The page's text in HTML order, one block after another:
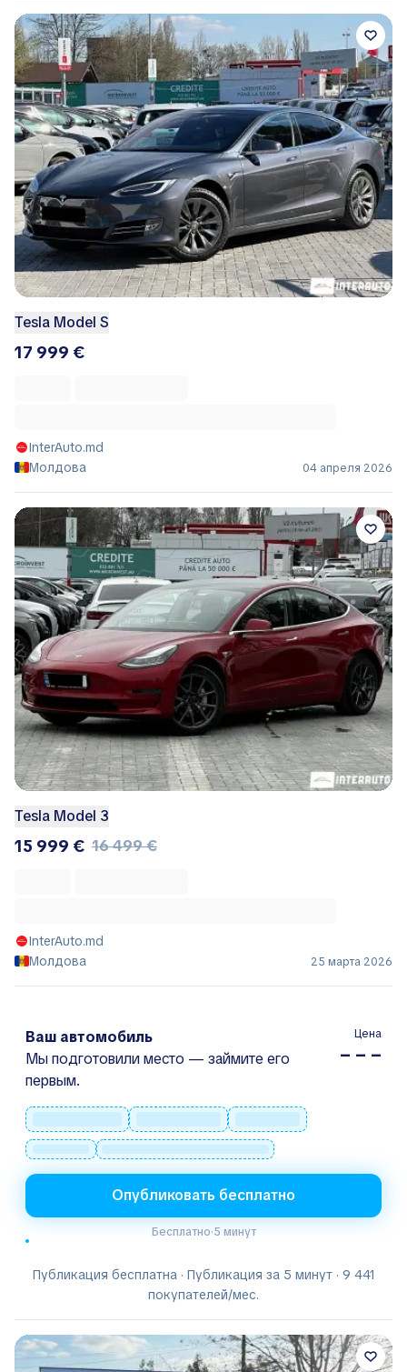
Tesla Model S
17 999 €
InterAuto.md
Молдова
04 апреля 2026
Tesla Model 3
15 999 € 16 499 €
InterAuto.md
Молдова
25 марта 2026
Ваш автомобиль
Мы подготовили место — займите его
первым.
Цена
– – –
Опубликовать бесплатно
Бесплатно·5 минут
Публикация бесплатна · Публикация за 5 минут · 9 441
покупателей/мес.